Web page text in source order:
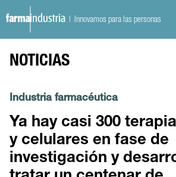
| Innovamos para las personas
NOTICIAS
Industria farmacéutica
Ya hay casi 300
y celulares en fase de
investigación y